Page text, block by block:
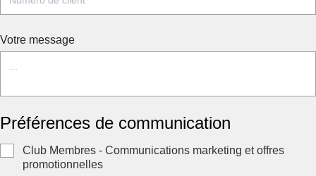
Votre message
Préférences de communication
Club Membres - Communications marketing et offres
promotionnelles